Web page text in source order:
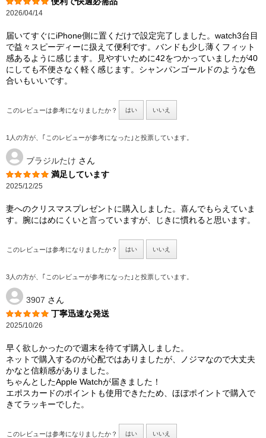
2026/04/14
届いてすぐにiPhone側に置くだけで設定完了しました。watch3台目
で益々スピーディーに扱えて便利です。バンドも少し薄くフィット
感あるように感じます。見やすいために42をつかっていましたが40
にしても不便さなく軽く感じます。シャンパンゴールドのような色
合いもいいです。
このレビューは参考になりましたか？ はい いいえ
1人の方が、｢このレビューが参考になった｣と投票しています。
ブラジルたけ さん
満足しています
2025/12/25
妻へのクリスマスプレゼントに購入しました。喜んでもらえていま
す。腕にはめにくいと言っていますが、じきに慣れると思います。
このレビューは参考になりましたか？ はい いいえ
3人の方が、｢このレビューが参考になった｣と投票しています。
3907 さん
丁寧迅速な発送
2025/10/26
早く欲しかったので週末を待てず購入しました。
ネットで購入するのが心配ではありましたが、ノジマなので大丈夫
かなと信頼感がありました。
ちゃんとしたApple Watchが届きました！
エポスカードのポイントも使用できたため、ほぼポイントで購入で
きてラッキーでした。
このレビューは参考になりましたか？ はい いいえ